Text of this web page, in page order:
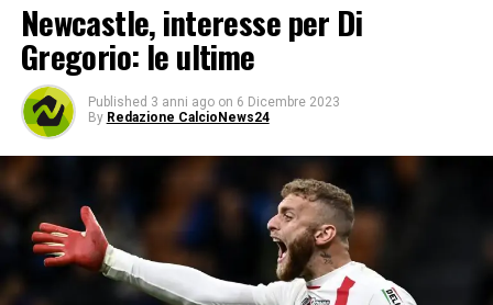
Newcastle, interesse per Di
Gregorio: le ultime
Published 3 anni ago on 6 Dicembre 2023
By Redazione CalcioNews24